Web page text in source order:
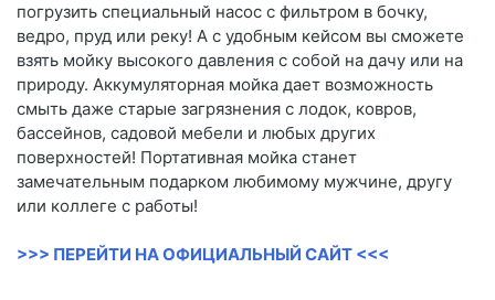
погрузить специальный насос с фильтром в бочку,
ведро, пруд или реку! А с удобным кейсом вы сможете
взять мойку высокого давления с собой на дачу или на
природу. Аккумуляторная мойка дает возможность
смыть даже старые загрязнения с лодок, ковров,
бассейнов, садовой мебели и любых других
поверхностей! Портативная мойка станет
замечательным подарком любимому мужчине, другу
или коллеге с работы!
>>> ПЕРЕЙТИ НА ОФИЦИАЛЬНЫЙ САЙТ <<<